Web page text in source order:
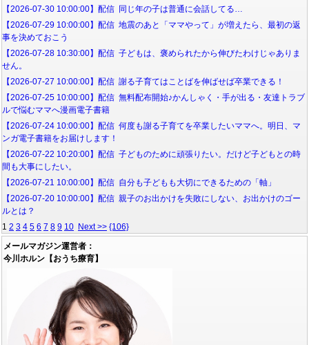
【2026-07-30 10:00:00】配信 同じ年の子は普通に会話してる…
【2026-07-29 10:00:00】配信 地震のあと「ママやって」が増えたら、最初の返
事を決めておこう
【2026-07-28 10:30:00】配信 子どもは、褒められたから伸びたわけじゃありま
せん。
【2026-07-27 10:00:00】配信 謝る子育てはことばを伸ばせば卒業できる！
【2026-07-25 10:00:00】配信 無料配布開始♪かんしゃく・手が出る・友達トラブ
ルで悩むママへ漫画電子書籍
【2026-07-24 10:00:00】配信 何度も謝る子育てを卒業したいママへ。明日、マ
ンガ電子書籍をお届けします！
【2026-07-22 10:20:00】配信 子どものために頑張りたい。だけど子どもとの時
間も大事にしたい。
【2026-07-21 10:00:00】配信 自分も子どもも大切にできるための「軸」
【2026-07-20 10:00:00】配信 親子のお出かけを失敗にしない、お出かけのゴー
ルとは？
1 2 3 4 5 6 7 8 9 10 Next >> {106}
メールマガジン運営者：
今川ホルン【おうち療育】